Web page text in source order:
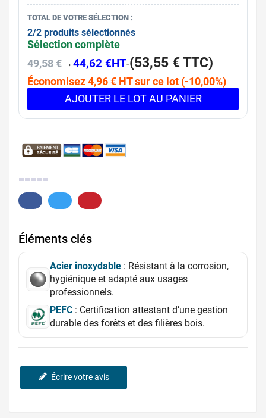
TOTAL DE VOTRE SÉLECTION :
2/2 produits sélectionnés
Sélection complète
49,58 €→44,62 €HT-(53,55 €TTC)
Économisez 4,96 € HT sur ce lot (-10,00%)
AJOUTER LE LOT AU PANIER
Éléments clés
Acier inoxydable : Résistant à la corrosion,
hygiénique et adapté aux usages
professionnels.
PEFC : Certification attestant d’une gestion
durable des forêts et des filières bois.
Écrire votre avis